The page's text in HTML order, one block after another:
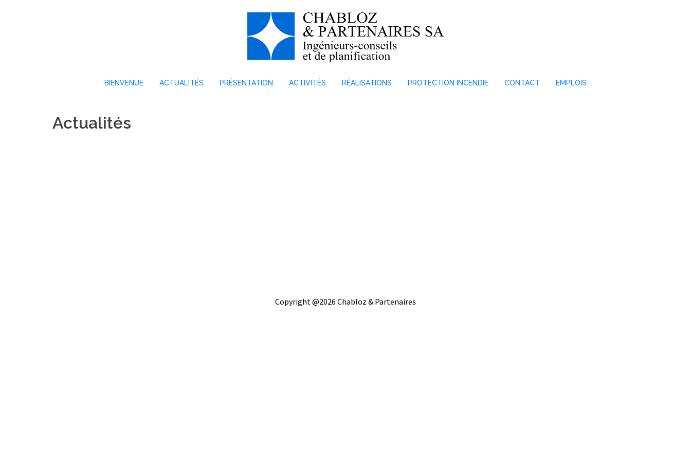
BIENVENUE ACTUALITÉS PRÉSENTATION ACTIVITÉS RÉALISATIONS PROTECTION INCENDIE CONTACT EMPLOIS
Actualités
Copyright @2026 Chabloz & Partenaires